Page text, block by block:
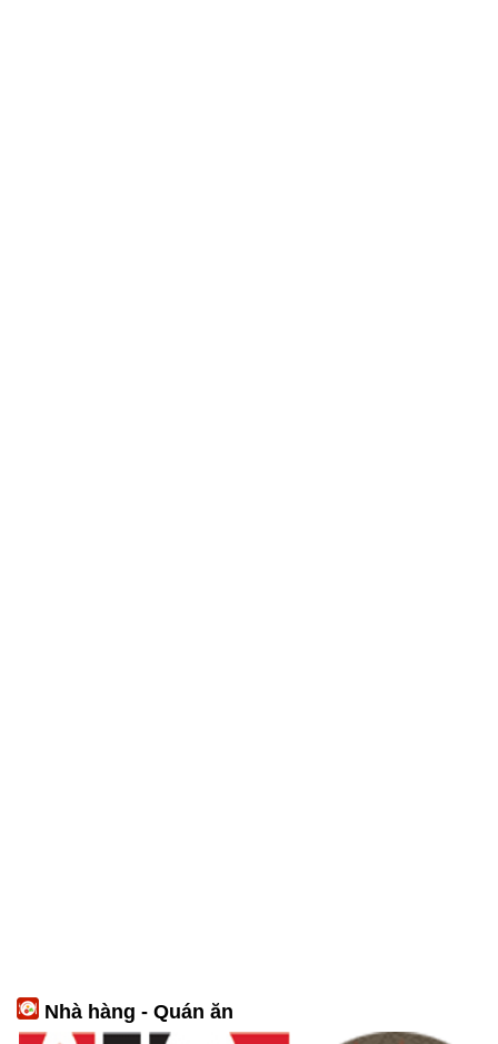
Nhà hàng - Quán ăn